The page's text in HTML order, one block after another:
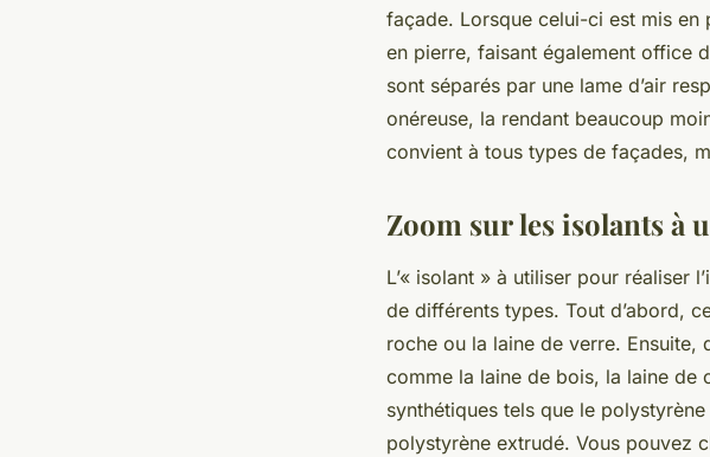
façade. Lorsque celui-ci est mis en
en pierre, faisant également office
sont séparés par une lame d’air
onéreuse, la rendant beaucoup
convient à tous types de façades,
Zoom sur les isolants à
L’« isolant » à utiliser pour réaliser
de différents types. Tout d’abord,
roche ou la laine de verre. Ensuite,
comme la laine de bois, la laine de
synthétiques tels que le
polystyrène extrudé. Vous pouvez